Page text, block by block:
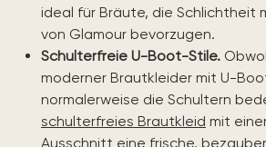
ideal für Bräute, die Schlichtheit
von Glamour bevorzugen.
Schulterfreie U-Boot-Stile.
moderner Brautkleider mit U-
normalerweise die Schultern
schulterfreies Brautkleid mit
Ausschnitt eine frische,